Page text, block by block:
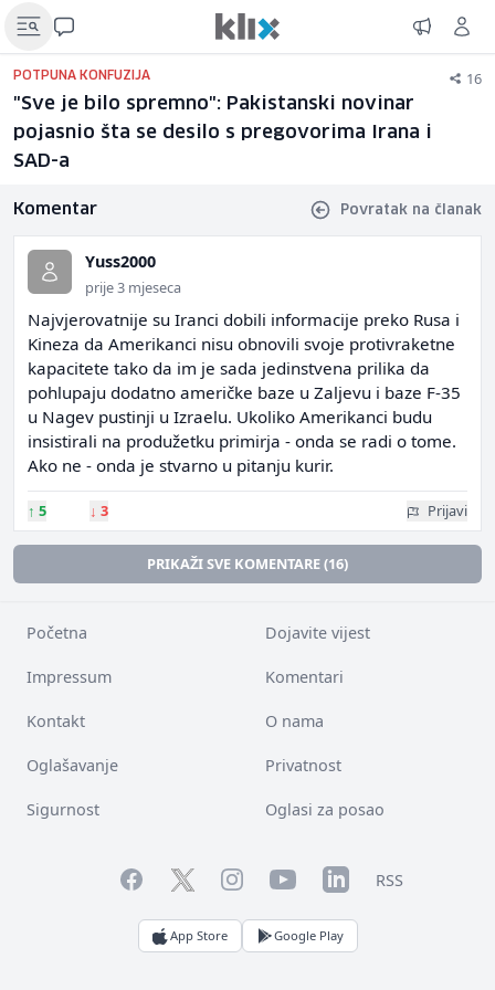
POTPUNA KONFUZIJA 16
"Sve je bilo spremno": Pakistanski novinar
pojasnio šta se desilo s pregovorima Irana i
SAD-a
Komentar Povratak na članak
Yuss2000
prije 3 mjeseca
Najvjerovatnije su Iranci dobili informacije preko Rusa i
Kineza da Amerikanci nisu obnovili svoje protivraketne
kapacitete tako da im je sada jedinstvena prilika da
pohlupaju dodatno američke baze u Zaljevu i baze F-35
u Nagev pustinji u Izraelu. Ukoliko Amerikanci budu
insistirali na produžetku primirja - onda se radi o tome.
Ako ne - onda je stvarno u pitanju kurir.
↑ 5 ↓ 3 Prijavi
PRIKAŽI SVE KOMENTARE (16)
Početna Dojavite vijest
Impressum Komentari
Kontakt O nama
Oglašavanje Privatnost
Sigurnost Oglasi za posao
FacebookTwitterInstagramYouTubeLinkedInRSS
App Store Google Play